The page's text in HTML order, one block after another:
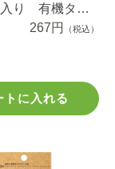
り 有機ター
（パウダー）
267円 （税込）
トに入れる